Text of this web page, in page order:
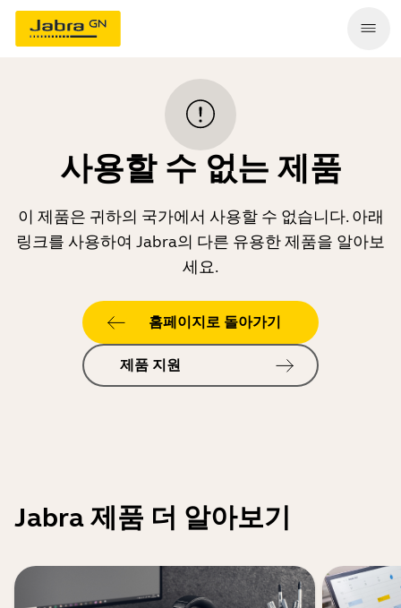
사용할 수 없는 제품
이 제품은 귀하의 국가에서 사용할 수 없습니다. 아래
링크를 사용하여 Jabra의 다른 유용한 제품을 알아보
세요.
홈페이지로 돌아가기
제품 지원
Jabra 제품 더 알아보기